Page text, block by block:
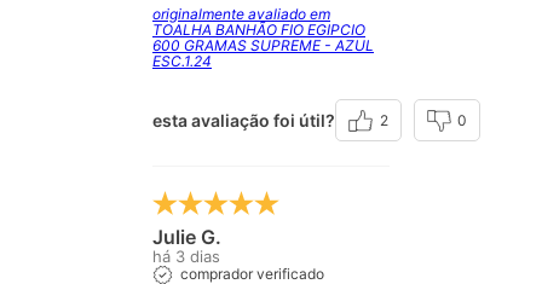
originalmente avaliado em
TOALHA BANHÃO FIO EGIPCIO
600 GRAMAS SUPREME - AZUL
ESC.1.24
esta avaliação foi útil? 2 0
Julie G.
há 3 dias
comprador verificado